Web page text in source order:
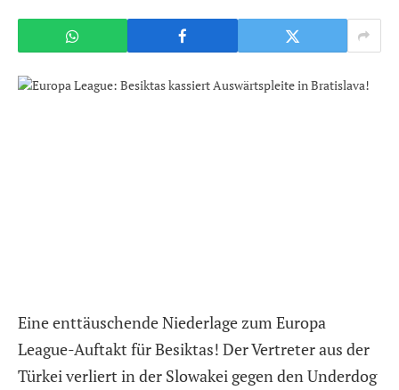
Eine enttäuschende Niederlage zum Europa
League-Auftakt für Besiktas! Der Vertreter aus der
Türkei verliert in der Slowakei gegen den Underdog